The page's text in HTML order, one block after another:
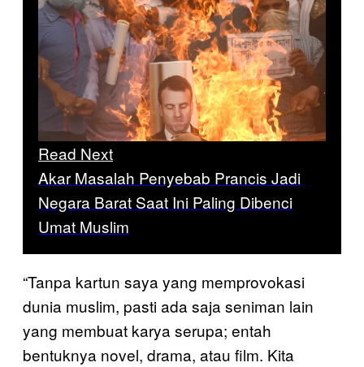
Read Next
Akar Masalah Penyebab Prancis Jadi
Negara Barat Saat Ini Paling Dibenci
Umat Muslim
“Tanpa kartun saya yang memprovokasi
dunia muslim, pasti ada saja seniman lain
yang membuat karya serupa; entah
bentuknya novel, drama, atau film. Kita